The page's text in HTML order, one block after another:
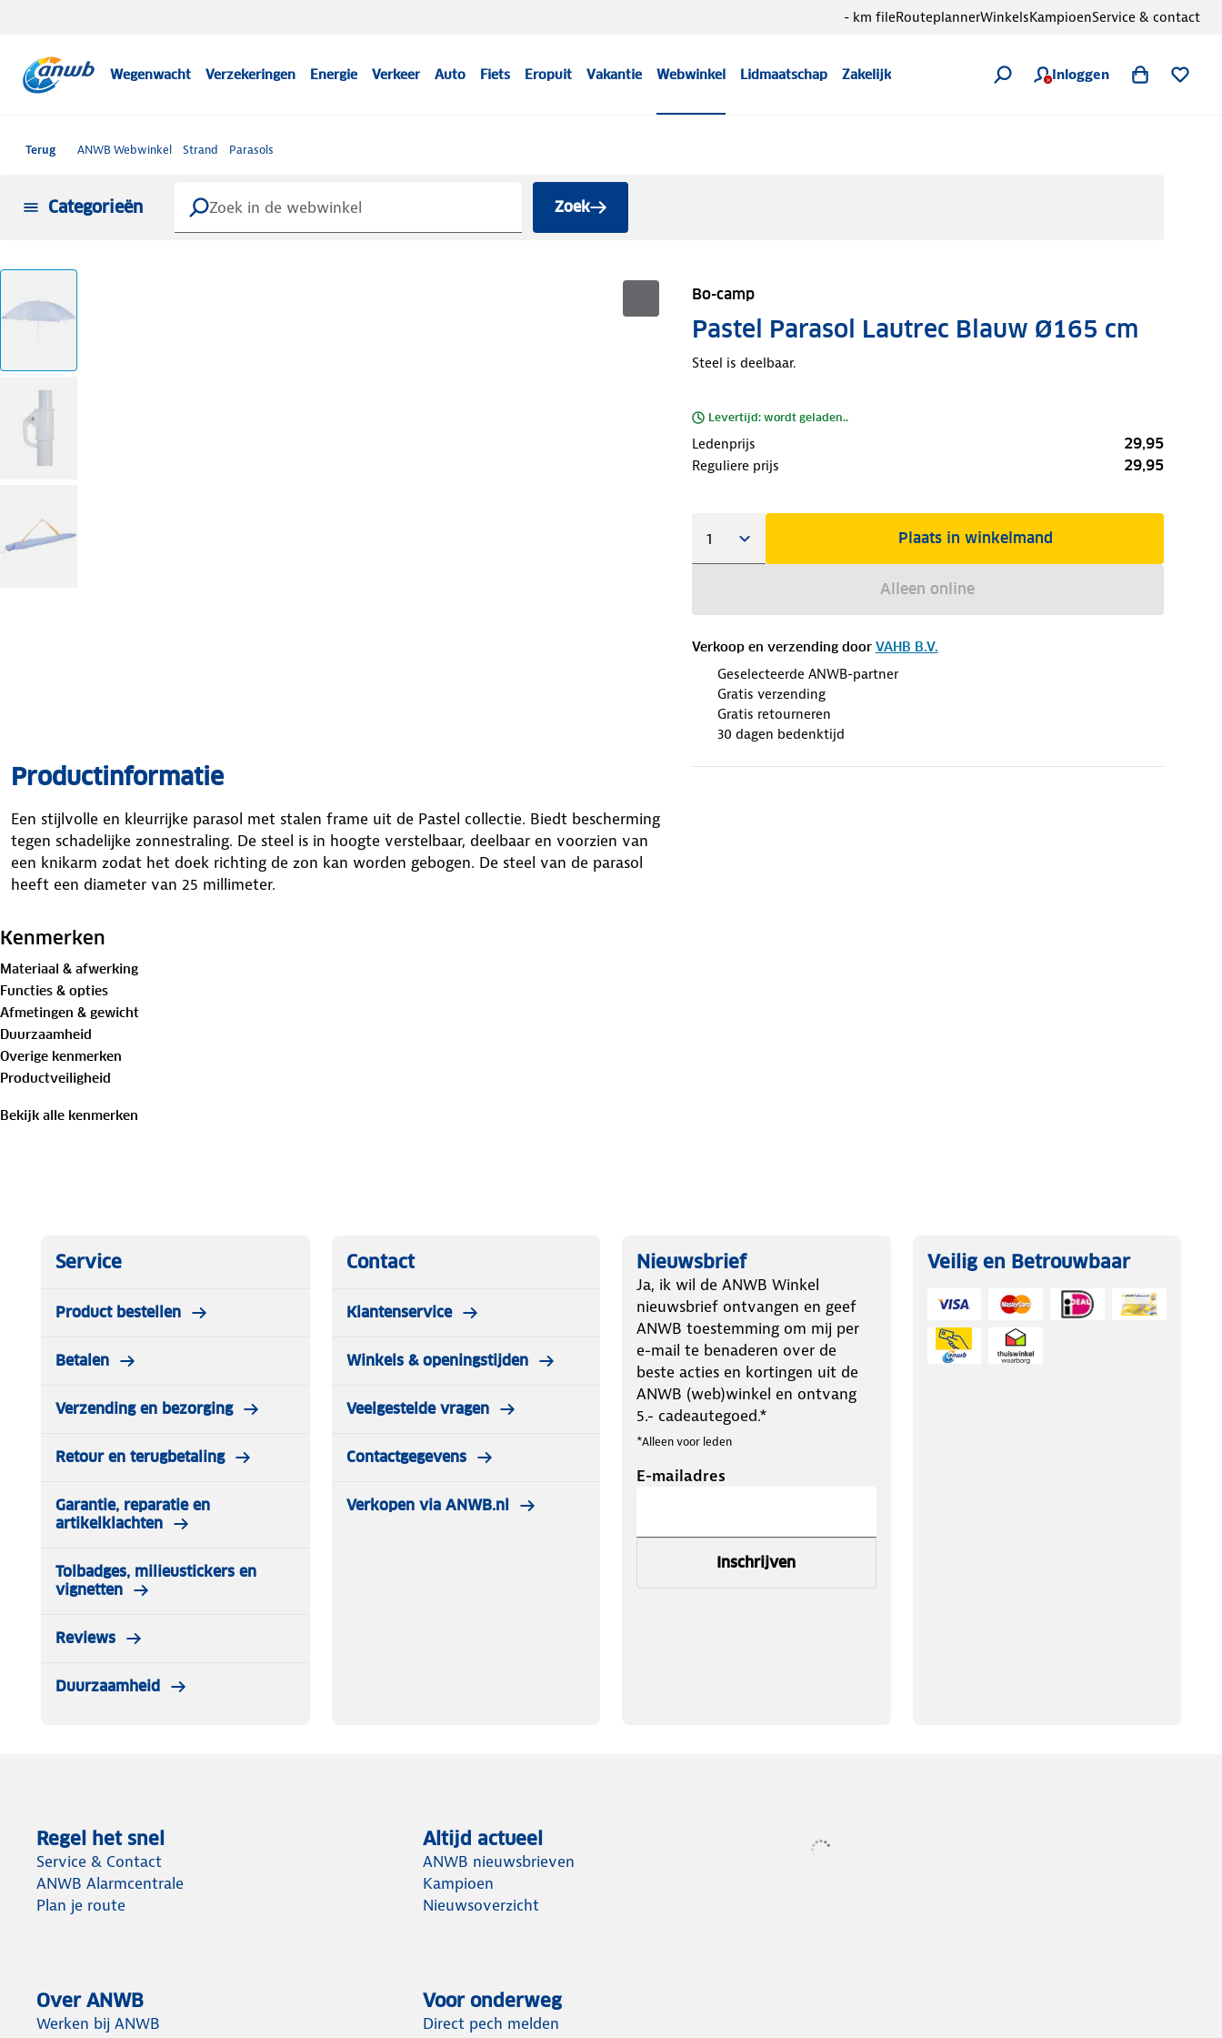
Wegenwacht Verzekeringen Energie Verkeer Auto Fiets Eropuit Vakantie Webwinkel Lidmaatschap Zakelijk Inloggen
- km fileRouteplannerWinkelsKampioenService & contact
Terug ANWB Webwinkel Strand Parasols
Categorieën Zoek
Bo-camp
Pastel Parasol Lautrec Blauw Ø165 cm
Steel is deelbaar.
Levertijd: wordt geladen..
Ledenprijs 29,95
Reguliere prijs 29,95
Plaats in winkelmand
Alleen online
Verkoop en verzending door VAHB B.V.
Geselecteerde ANWB-partner
Gratis verzending
Gratis retourneren
30 dagen bedenktijd
Productinformatie
Een stijlvolle en kleurrijke parasol met stalen frame uit de Pastel collectie. Biedt bescherming
tegen schadelijke zonnestraling. De steel is in hoogte verstelbaar, deelbaar en voorzien van
een knikarm zodat het doek richting de zon kan worden gebogen. De steel van de parasol
heeft een diameter van 25 millimeter.
Kenmerken
Materiaal & afwerking
Functies & opties
Afmetingen & gewicht
Duurzaamheid
Overige kenmerken
Productveiligheid
Bekijk alle kenmerken
Service
Product bestellen
Betalen
Verzending en bezorging
Retour en terugbetaling
Garantie, reparatie en
artikelklachten
Tolbadges, milieustickers en
vignetten
Reviews
Duurzaamheid
Contact
Klantenservice
Winkels & openingstijden
Veelgestelde vragen
Contactgegevens
Verkopen via ANWB.nl
Nieuwsbrief
Ja, ik wil de ANWB Winkel
nieuwsbrief ontvangen en geef
ANWB toestemming om mij per
e-mail te benaderen over de
beste acties en kortingen uit de
ANWB (web)winkel en ontvang
5.- cadeautegoed.*
*Alleen voor leden
E-mailadres
Inschrijven
Veilig en Betrouwbaar
Regel het snel
Service & Contact
ANWB Alarmcentrale
Plan je route
Altijd actueel
ANWB nieuwsbrieven
Kampioen
Nieuwsoverzicht
Over ANWB
Werken bij ANWB
Voor onderweg
Direct pech melden